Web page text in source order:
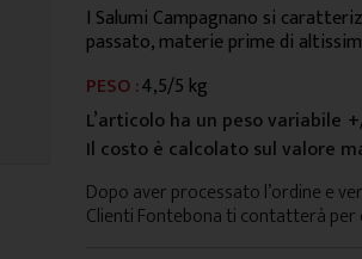
I Salumi Campagnano si
passato, materie prime di
PESO :4,5/5 kg
L’articolo ha un peso variabile
Il costo è calcolato sul valore
Dopo aver processato l’ordine e
Clienti Fontebona ti contatterà